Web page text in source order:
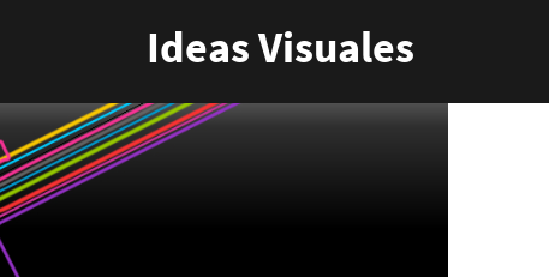
Ideas Visuales